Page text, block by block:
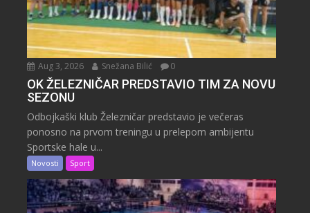
Aug 3, 2026 Snežana Bilić 0
OK ŽELEZNIČAR PREDSTAVIO TIM ZA NOVU
SEZONU
Odbojkaški klub Železničar predstavio je večeras
ponosno na prvom treningu u prelepom ambijentu
Sportske hale u...
Novosti Sport